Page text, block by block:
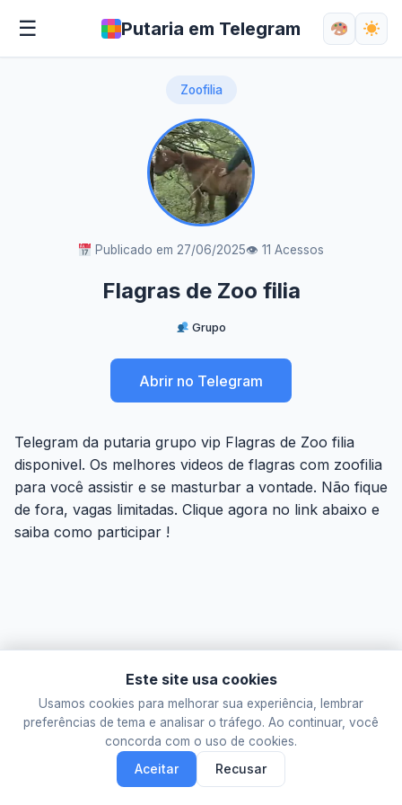
☰ Putaria em Telegram
Zoofilia
Publicado em 27/06/2025👁 11 Acessos
Flagras de Zoo filia
Grupo
Abrir no Telegram
Telegram da putaria grupo vip Flagras de Zoo filia
disponivel. Os melhores videos de flagras com zoofilia
para você assistir e se masturbar a vontade. Não fique
de fora, vagas limitadas. Clique agora no link abaixo e
saiba como participar !
informações são meramente informativas.
© 2026 Putaria em Telegram. Todos os direitos reservados.
Este site usa cookies
Usamos cookies para melhorar sua experiência, lembrar
preferências de tema e analisar o tráfego. Ao continuar, você
concorda com o uso de cookies.
Aceitar Recusar